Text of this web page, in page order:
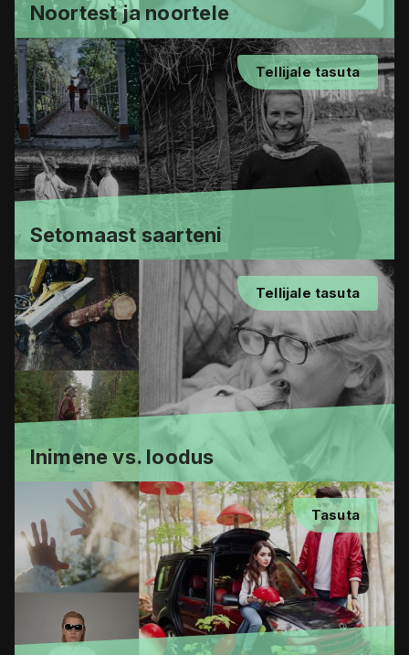
Noortest ja noortele
Tellijale tasuta
Setomaast saarteni
Tellijale tasuta
Inimene vs. loodus
Tasuta